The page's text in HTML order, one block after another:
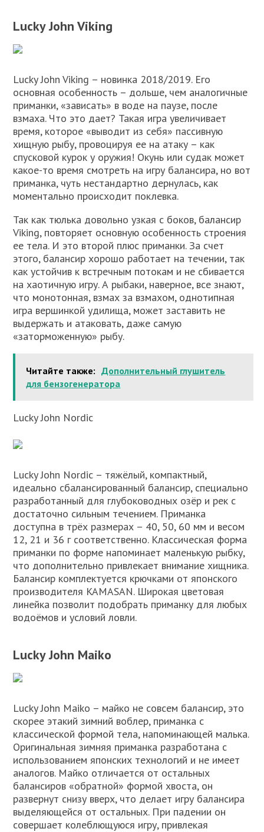
Lucky John Viking
Lucky John Viking – новинка 2018/2019. Его
основная особенность – дольше, чем аналогичные
приманки, «зависать» в воде на паузе, после
взмаха. Что это дает? Такая игра увеличивает
время, которое «выводит из себя» пассивную
хищную рыбу, провоцируя ее на атаку – как
спусковой курок у оружия! Окунь или судак может
какое-то время смотреть на игру балансира, но вот
приманка, чуть нестандартно дернулась, как
моментально происходит поклевка.
Так как тюлька довольно узкая с боков, балансир
Viking, повторяет основную особенность строения
ее тела. И это второй плюс приманки. За счет
этого, балансир хорошо работает на течении, так
как устойчив к встречным потокам и не сбивается
на хаотичную игру. А рыбаки, наверное, все знают,
что монотонная, взмах за взмахом, однотипная
игра вершинкой удилища, может заставить не
выдержать и атаковать, даже самую
«заторможенную» рыбу.
Читайте также: Дополнительный глушитель
для бензогенератора
Lucky John Nordic
Lucky John Nordic – тяжёлый, компактный,
идеально сбалансированный балансир, специально
разработанный для глубоководных озёр и рек с
достаточно сильным течением. Приманка
доступна в трёх размерах – 40, 50, 60 мм и весом
12, 21 и 36 г соответственно. Классическая форма
приманки по форме напоминает маленькую рыбку,
что дополнительно привлекает внимание хищника.
Балансир комплектуется крючками от японского
производителя KAMASAN. Широкая цветовая
линейка позволит подобрать приманку для любых
водоёмов и условий ловли.
Lucky John Maiko
Lucky John Maiko – майко не совсем балансир, это
скорее этакий зимний воблер, приманка с
классической формой тела, напоминающей малька.
Оригинальная зимняя приманка разработана с
использованием японских технологий и не имеет
аналогов. Майко отличается от остальных
балансиров «обратной» формой хвоста, он
развернут снизу вверх, что делает игру балансира
выделяющейся от остальных. При падении он
совершает колеблющуюся игру, привлекая